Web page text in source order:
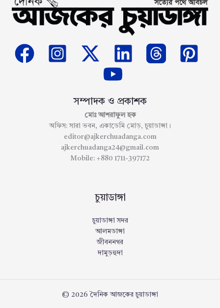
সম্পাদক ও প্রকাশক
মোঃ আশরাফুল হক
অফিস: সারা ভবন, একাডেমি মোড়, চুয়াডাঙ্গা।
editor@ajkerchuadanga.com
ajkerchuadanga24@gmail.com
Mobile: +880 1711-397172
চুয়াডাঙ্গা
চুয়াডাঙ্গা সদর
আলমডাঙ্গা
জীবননগর
দামুড়হুদা
© 2026 দৈনিক আজকের চুয়াডাঙ্গা